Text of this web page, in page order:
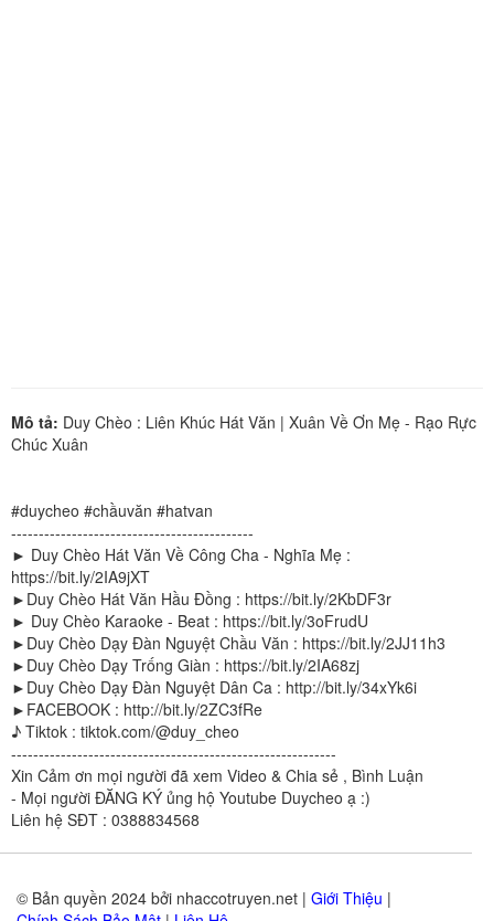
Mô tả: Duy Chèo : Liên Khúc Hát Văn | Xuân Về Ơn Mẹ - Rạo Rực
Chúc Xuân
#duycheo #chầuvăn #hatvan
--------------------------------------------
► Duy Chèo Hát Văn Về Công Cha - Nghĩa Mẹ :
https://bit.ly/2IA9jXT
►Duy Chèo Hát Văn Hầu Đồng : https://bit.ly/2KbDF3r
► Duy Chèo Karaoke - Beat : https://bit.ly/3oFrudU
►Duy Chèo Dạy Đàn Nguyệt Chầu Văn : https://bit.ly/2JJ11h3
►Duy Chèo Dạy Trống Giàn : https://bit.ly/2IA68zj
►Duy Chèo Dạy Đàn Nguyệt Dân Ca : http://bit.ly/34xYk6i
►FACEBOOK : http://bit.ly/2ZC3fRe
♪ Tiktok : tiktok.com/@duy_cheo
-----------------------------------------------------------
Xin Cảm ơn mọi người đã xem Video & Chia sẻ , Bình Luận
- Mọi người ĐĂNG KÝ ủng hộ Youtube Duycheo ạ :)
Liên hệ SĐT : 0388834568
© Bản quyền 2024 bởi nhaccotruyen.net | Giới Thiệu |